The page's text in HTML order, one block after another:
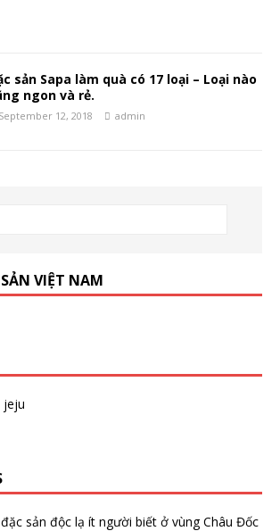
sản Sapa làm quà có 17 loại – Loại nào
ngon và rẻ.
September 12, 2018 admin
VIỆT NAM
sản độc lạ ít người biết ở vùng Châu Đốc